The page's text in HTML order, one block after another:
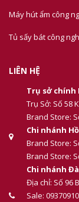
Máy hút ẩm công
Tủ sấy bát công
LIÊN HỆ
Trụ sở chính
Trụ Sở: Số 58
Brand Store:
Chi nhánh
Brand Store:
Brand Store:
Chi nhánh
Địa chỉ: Số 96
Sale: